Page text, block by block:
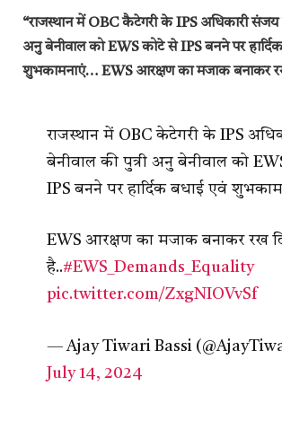
“राजस्थान में OBC कैटेगरी के IPS अधिकारी संजय
अनु बेनीवाल को EWS कोटे से IPS बनने पर
शुभकामनाएं… EWS आरक्षण का मजाक बनाकर
राजस्थान में OBC केटेगरी के IPS
बेनीवाल की पुत्री अनु बेनीवाल को
IPS बनने पर हार्दिक बधाई एवं
EWS आरक्षण का मजाक बनाकर रख
है..#EWS_Demands_Equality
pic.twitter.com/ZxgNIOVvSf
— Ajay Tiwari Bassi
July 14, 2024